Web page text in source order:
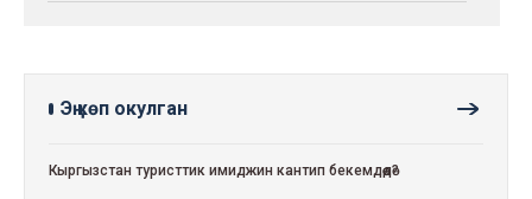
Эң көп окулган
Кыргызстан туристтик имиджин кантип бекемдөөдө?